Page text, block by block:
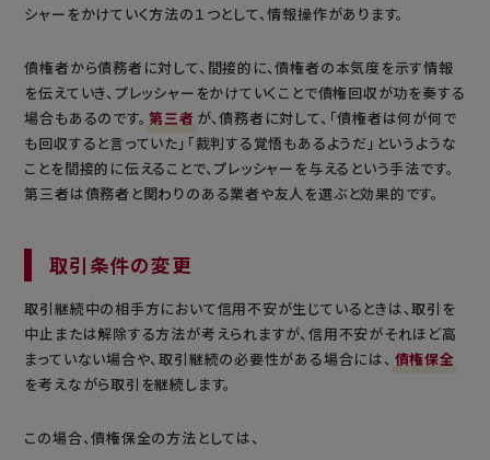
シャーをかけていく方法の１つとして、情報操作があります。
債権者から債務者に対して、間接的に、債権者の本気度を示す情報
を伝えていき、プレッシャーをかけていくことで債権回収が功を奏する
場合もあるのです。 第三者 が、債務者に対して、「債権者は何が何で
も回収すると言っていた」「裁判する覚悟もあるようだ」というような
ことを間接的に伝えることで、プレッシャーを与えるという手法です。
第三者は債務者と関わりのある業者や友人を選ぶと効果的です。
取引条件の変更
取引継続中の相手方において信用不安が生じているときは、取引を
中止または解除する方法が考えられますが、信用不安がそれほど高
まっていない場合や、取引継続の必要性がある場合には、 債権保全
を考えながら取引を継続します。
この場合、債権保全の方法としては、